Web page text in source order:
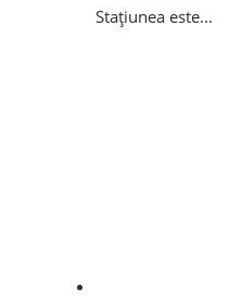
Stațiunea este...